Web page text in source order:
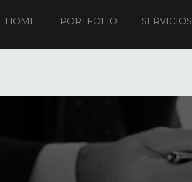
HOME PORTFOLIO SERVICIOS